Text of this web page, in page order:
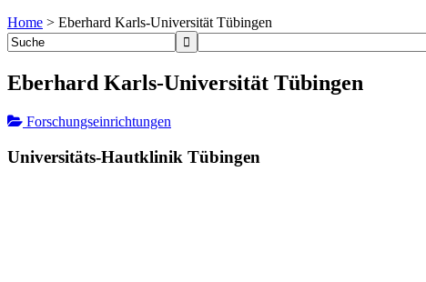
Home > Eberhard Karls-Universität Tübingen
Eberhard Karls-Universität Tübingen
Forschungseinrichtungen
Universitäts-Hautklinik Tübingen